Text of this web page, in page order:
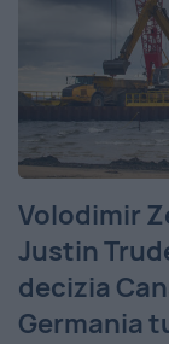
Volodimir
Justin
decizia
Germania